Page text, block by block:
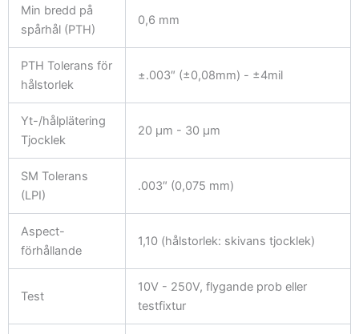
Min bredd på
spårhål (PTH)
0,6 mm
PTH Tolerans för
hålstorlek
±.003″ (±0,08mm) - ±4mil
Yt-/hålplätering
Tjocklek
20 μm - 30 μm
SM Tolerans
(LPI)
.003″ (0,075 mm)
Aspect-
förhållande
1,10 (hålstorlek: skivans tjocklek)
Test
10V - 250V, flygande prob eller
testfixtur